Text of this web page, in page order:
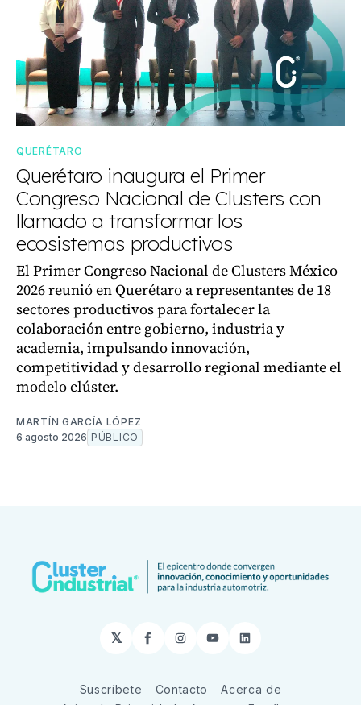
QUERÉTARO
Querétaro inaugura el Primer
Congreso Nacional de Clusters con
llamado a transformar los
ecosistemas productivos
El Primer Congreso Nacional de Clusters México
2026 reunió en Querétaro a representantes de 18
sectores productivos para fortalecer la
colaboración entre gobierno, industria y
academia, impulsando innovación,
competitividad y desarrollo regional mediante el
modelo clúster.
MARTÍN GARCÍA LÓPEZ
6 agosto 2026 PÚBLICO
𝕏 Facebook
Instagram
YouTubeLinkedIn
Suscríbete Contacto
Acerca de